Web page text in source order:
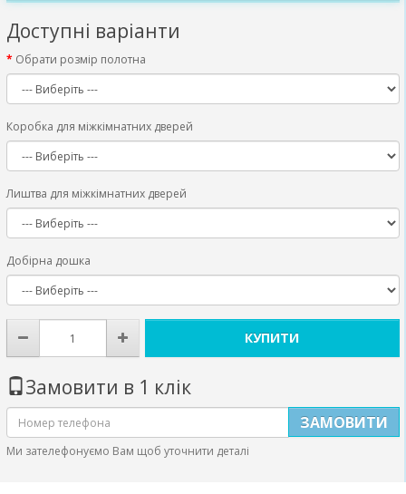
Доступні варіанти
Обрати розмір полотна
Коробка для міжкімнатних дверей
Лиштва для міжкімнатних дверей
Добірна дошка
КУПИТИ
Замовити в 1 клік
ЗАМОВИТИ
Ми зателефонуємо Вам щоб уточнити деталі